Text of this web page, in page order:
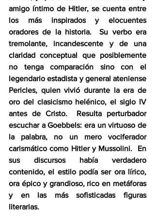
amigo íntimo de Hitler, se cuenta entre
los más inspirados y elocuentes
oradores de la historia.  Su verbo era
tremolante, incandescente y de una
claridad conceptual que posiblemente
no tenga comparación sino con el
legendario estadista y general ateniense
Pericles, quien vivió durante la era de
oro del clasicismo helénico, el siglo IV
antes de Cristo.  Resulta perturbador
escuchar a Goebbels: era un virtuoso de
la palabra, no un mero vociferador
carismático como Hitler y Mussolini.  En
sus discursos había verdadero
contenido, el estilo podía ser ora lírico,
ora épico y grandioso, rico en metáforas
y en las más sofisticadas figuras
literarias.